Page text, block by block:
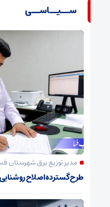
ســیــاســی
مدیر توزیع برق شهرستان
طرح گسترده اصلاح